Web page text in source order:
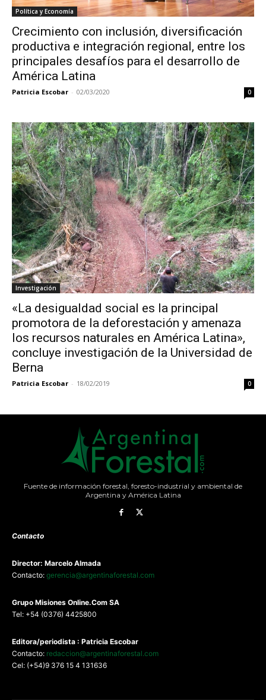
Política y Economía
Crecimiento con inclusión, diversificación
productiva e integración regional, entre los
principales desafíos para el desarrollo de
América Latina
Patricia Escobar - 02/03/2020 0
Investigación
«La desigualdad social es la principal
promotora de la deforestación y amenaza
los recursos naturales en América Latina»,
concluye investigación de la Universidad de
Berna
Patricia Escobar - 18/02/2019 0
Fuente de información forestal, foresto-industrial y ambiental de
Argentina y América Latina
Contacto
Director: Marcelo Almada
Contacto: gerencia@argentinaforestal.com
Grupo Misiones Online.Com SA
Tel: +54 (0376) 4425800
Editora/periodista : Patricia Escobar
Contacto: redaccion@argentinaforestal.com
Cel: (+54)9 376 15 4 131636